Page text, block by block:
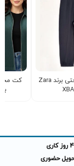
شلوار پسرانه راحتی برند Zara
کت
حضوری